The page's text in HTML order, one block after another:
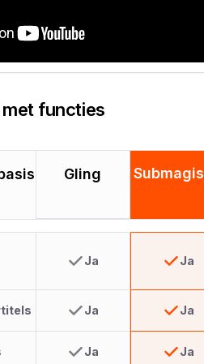
functies
Gling
Ja Ja
Ja Ja
Ja Ja